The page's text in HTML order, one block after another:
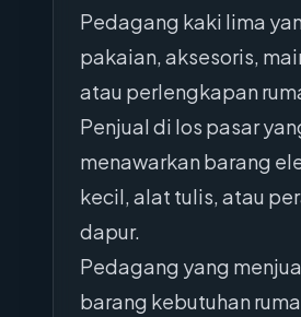
Pedagang kaki lima
pakaian, aksesoris,
atau perlengkapan
Penjual di los pasar
menawarkan barang
kecil, alat tulis, atau
dapur.
Pedagang yang
barang kebutuhan